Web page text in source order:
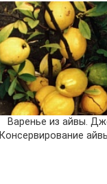
Варенье из айвы.
Консервирование